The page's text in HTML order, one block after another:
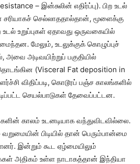
– இன்சுலின் எதிர்ப்பு). பிற உடல்
சரியாகச் செல்லாததால்தான், மூளைக்கு
உறுப்புகள் ஏதாவது ஒருவகையில்
மேலும், உடலுக்குக் கொழுப்புச்
அடிவயிற்றுப் பகுதியில்
(Visceral Fat deposition in
விதிப்படி, கொடூரப் பஞ்ச காலங்களில்
செயல்பாடுகள் தேவைப்பட்டன.
காலம் உடனடியாக வந்துவிடவில்லை.
வறுமையின் பிடியில் தான் பெரும்பான்மை
இன்றும் கூட ஏழ்மையிலும்
அதிகம் உள்ள நாடாகத்தான் இந்தியா